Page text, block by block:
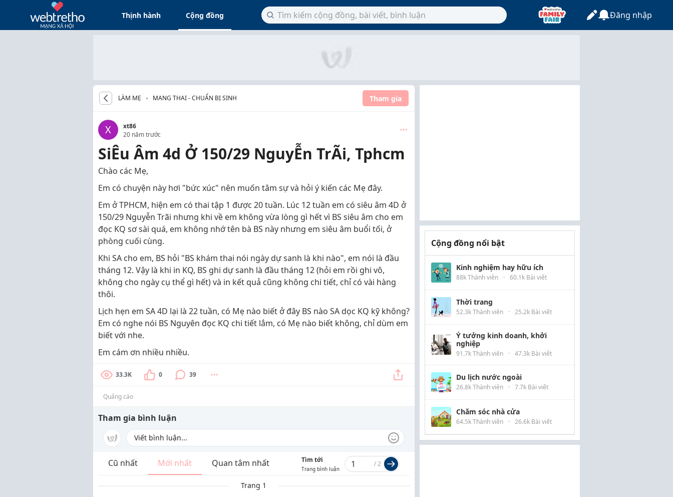
Thịnh hành Cộng đồng Đăng nhập
LÀM MẸ MANG THAI - CHUẨN BỊ SINH Tham gia
X
xt86
20 năm trước
SiÊu Âm 4d Ở 150/29 NguyỄn TrÃi, Tphcm
Chào các Mẹ,
Em có chuyện này hơi "bức xúc" nên muốn tâm sự và hỏi ý kiến các Mẹ đây.
Em ở TPHCM, hiện em có thai tập 1 được 20 tuần. Lúc 12 tuần em có siêu âm 4D ở
150/29 Nguyễn Trãi nhưng khi về em không vừa lòng gì hết vì BS siêu âm cho em
đọc KQ sơ sài quá, em không nhớ tên bà BS này nhưng em siêu âm buổi tối, ở
phòng cuối cùng.
Khi SA cho em, BS hỏi "BS khám thai nói ngày dự sanh là khi nào", em nói là đầu
tháng 12. Vậy là khi in KQ, BS ghi dự sanh là đầu tháng 12 (hỏi em rồi ghi vô,
không cho ngày cụ thể gì hết) và in kết quả cũng không chi tiết, chỉ có vài hàng
thôi.
Lịch hẹn em SA 4D lại là 22 tuần, có Mẹ nào biết ở đây BS nào SA dọc KQ kỹ không?
Em có nghe nói BS Nguyên đọc KQ chi tiết lắm, có Mẹ nào biết không, chỉ dùm em
biết với nhe.
Em cám ơn nhiều nhiều.
33.3K 0 39
Quảng cáo
Tham gia bình luận
Cũ nhất Mới nhất Quan tâm nhất Tìm tới
Trang bình luận
/2
Trang 1
Cộng đồng nổi bật
Kinh nghiệm hay hữu ích
88k Thành viên · 60.1k Bài viết
Thời trang
52.3k Thành viên · 25.2k Bài viết
Ý tưởng kinh doanh, khởi
nghiệp
91.7k Thành viên · 47.3k Bài viết
Du lịch nước ngoài
26.8k Thành viên · 7.7k Bài viết
Chăm sóc nhà cửa
64.5k Thành viên · 26.6k Bài viết